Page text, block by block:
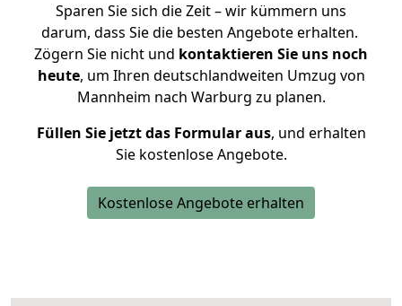
Sparen Sie sich die Zeit – wir kümmern uns
darum, dass Sie die besten Angebote erhalten.
Zögern Sie nicht und kontaktieren Sie uns noch
heute, um Ihren deutschlandweiten Umzug von
Mannheim nach Warburg zu planen.
Füllen Sie jetzt das Formular aus, und erhalten
Sie kostenlose Angebote.
Kostenlose Angebote erhalten